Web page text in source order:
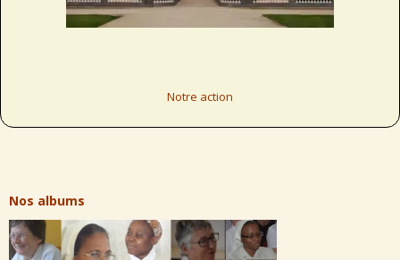
Notre action
Nos albums